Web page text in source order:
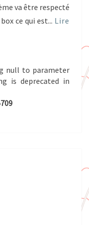
va être respecté
ce qui est... Lire
null to parameter
is deprecated in